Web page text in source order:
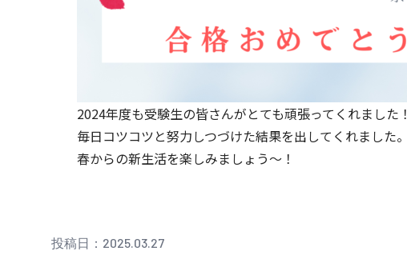
2024年度も受験生の皆さんがとても頑張ってくれました！
毎日コツコツと努力しつづけた結果を出してくれました。
春からの新生活を楽しみましょう～！
投稿日：2025.03.27